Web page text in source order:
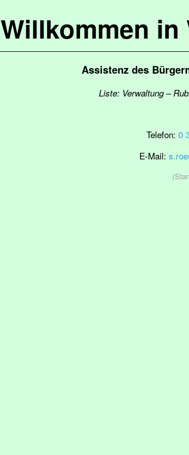
Willkommen in
Assistenz des
Liste: Verwaltung –
Telefon: 0
E-Mail: